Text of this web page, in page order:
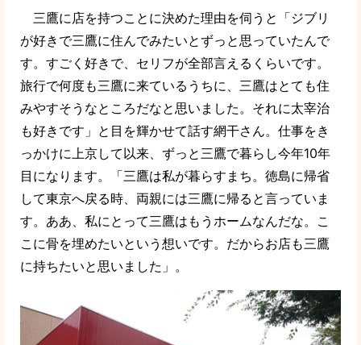
三鷹に店を持つことに決めた理由を伺うと「ジブリ
が好きで三鷹に住んでみたいとずっと思っていたんで
す。すごく好きで、セリフが全部言えるくらいです。
旅行で何度も三鷹に来ているうちに、三鷹はとても住
みやすそうなところだなと思いました。それに太宰治
も好きです」と目を輝かせて話す網干さん。仕事をき
っかけに上京して以来、ずっと三鷹で暮らし今年10年
目になります。「三鷹は私が暮らすまち。徳島に帰省
して東京へ戻る時、両親には三鷹に帰ると言っていま
す。ああ、私にとって三鷹はもうホームなんだな。こ
こに骨を埋めたいという想いです。だからお店も三鷹
に持ちたいと思いました」。